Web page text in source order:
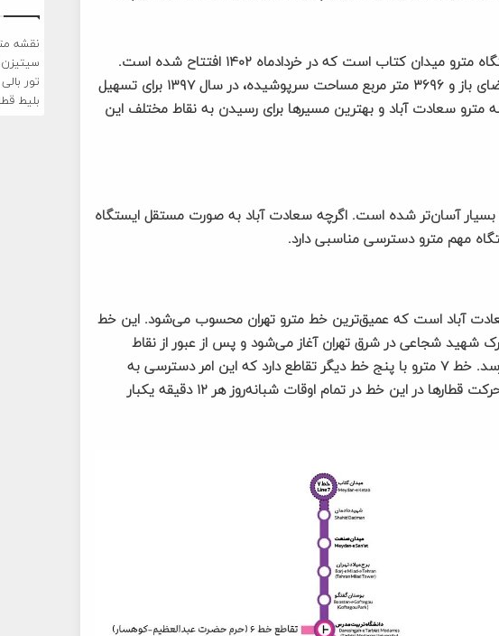
نزدیک‌ترین ایستگاه مترو به میدان کاج سعادت آباد، ایستگاه مترو میدان کتاب است که در خردادماه ۱۴۰۲ افتتاح شده است.
همچنین ایستگاه مترو میدان صنعت با ۵۸۵۸ متر مربع فضای باز و ۳۶۹۶ متر مربع مساحت سرپوشیده، در سال ۱۳۹۷ برای تسهیل
مترو سعادت آباد و بهترین مسیرها برای رسیدن به نقاط مختلف این
آسان‌تر شده است. اگرچه سعادت آباد به صورت مستقل ایستگاه
مهم مترو دسترسی مناسبی دارد.
آباد است که عمیق‌ترین خط مترو تهران محسوب می‌شود. این خط
(۲۱ ایستگاه فعال) از شهرک شهید شجاعی در شرق تهران آغاز می‌شود و پس از عبور از نقاط
مرکزی شهر، در نهایت به میدان کتاب در سعادت آباد می‌رسد. خط ۷ مترو با پنج خط دیگر تقاطع دارد که این امر دسترسی به
سعادت آباد از نقاط مختلف شهر را تسهیل می‌کند. فاصله حرکت قطارها در این خط در تمام اوقات شبانه‌روز هر ۱۲ دقیقه یکبار
نقشه
سیتیزن
تور بالی
بلیط